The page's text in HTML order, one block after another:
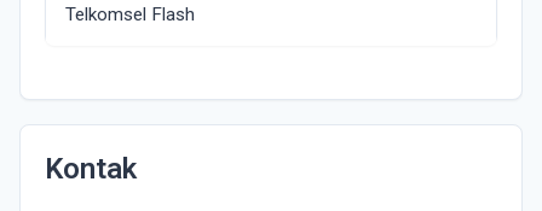
Telkomsel Flash
Kontak